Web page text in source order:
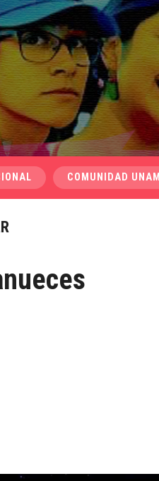
COMUNIDAD UNAM